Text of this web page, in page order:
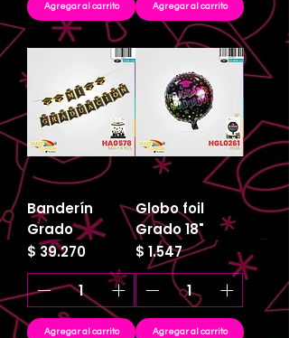
Agregar al carrito Agregar al carrito
Banderín
Grado
Precio
$ 39.270
Agregar al carrito
Globo foil
Grado 18"
Precio
$ 1.547
Agregar al carrito